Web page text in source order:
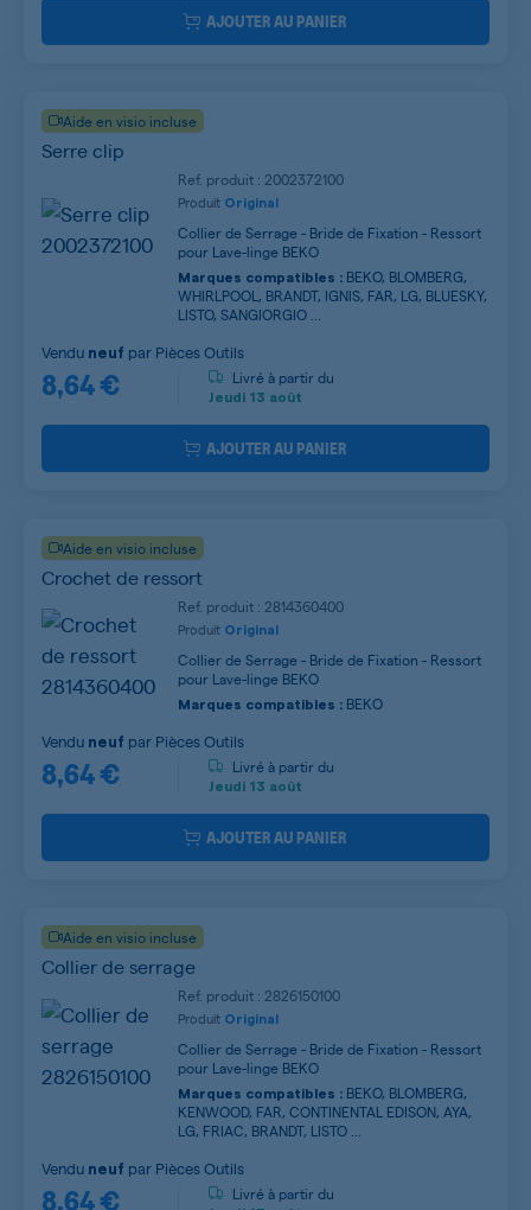
AJOUTER AU PANIER
Aide en visio incluse
Serre clip
Ref. produit : 2002372100
Produit Original
Collier de Serrage - Bride de Fixation - Ressort
pour Lave-linge BEKO
Marques compatibles : BEKO, BLOMBERG,
WHIRLPOOL, BRANDT, IGNIS, FAR, LG, BLUESKY,
LISTO, SANGIORGIO ...
8,64 €
Vendu neuf par Pièces Outils
Livré à partir du
Jeudi 13 août
AJOUTER AU PANIER
Aide en visio incluse
Crochet de ressort
Ref. produit : 2814360400
Produit Original
Collier de Serrage - Bride de Fixation - Ressort
pour Lave-linge BEKO
Marques compatibles : BEKO
8,64 €
Vendu neuf par Pièces Outils
Livré à partir du
Jeudi 13 août
AJOUTER AU PANIER
Aide en visio incluse
Collier de serrage
Ref. produit : 2826150100
Produit Original
Collier de Serrage - Bride de Fixation - Ressort
pour Lave-linge BEKO
Marques compatibles : BEKO, BLOMBERG,
KENWOOD, FAR, CONTINENTAL EDISON, AYA,
LG, FRIAC, BRANDT, LISTO ...
8,64 €
Vendu neuf par Pièces Outils
Livré à partir du